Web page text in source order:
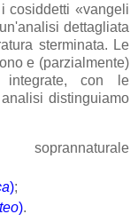
cosiddetti «vangeli
dettagliata
sterminata. Le
e (parzialmente)
integrate, con le
distinguiamo
);
).